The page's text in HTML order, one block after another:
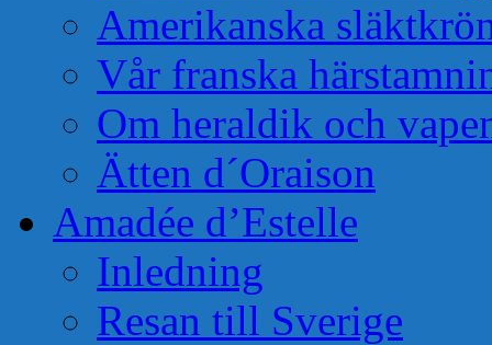
Amerikanska
Vår franska
Om heraldik och
Ätten d´Oraison
Amadée d’Estelle
Inledning
Resan till Sverige